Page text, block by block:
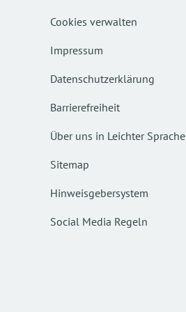
Cookies verwalten
Impressum
Datenschutzerklärung
Barrierefreiheit
Über uns in Leichter Sprache
Sitemap
Hinweisgebersystem
Social Media Regeln